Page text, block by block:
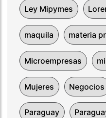
Ley Mipymes
maquila materia
Microempresas
Mujeres Negocios
Paraguay